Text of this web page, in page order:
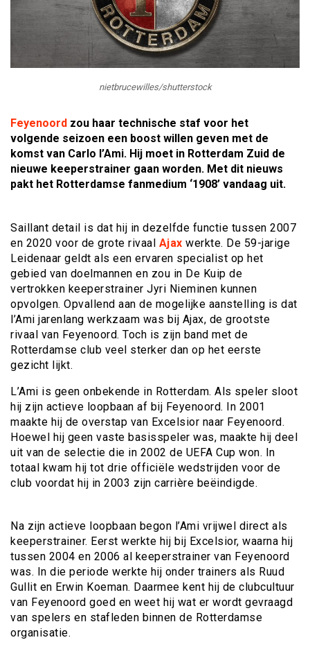
nietbrucewilles/shutterstock
Feyenoord zou haar technische staf voor het
volgende seizoen een boost willen geven met de
komst van Carlo l’Ami. Hij moet in Rotterdam Zuid de
nieuwe keeperstrainer gaan worden. Met dit nieuws
pakt het Rotterdamse fanmedium ‘1908’ vandaag uit.
Saillant detail is dat hij in dezelfde functie tussen 2007
en 2020 voor de grote rivaal Ajax werkte. De 59-jarige
Leidenaar geldt als een ervaren specialist op het
gebied van doelmannen en zou in De Kuip de
vertrokken keeperstrainer Jyri Nieminen kunnen
opvolgen. Opvallend aan de mogelijke aanstelling is dat
l’Ami jarenlang werkzaam was bij Ajax, de grootste
rivaal van Feyenoord. Toch is zijn band met de
Rotterdamse club veel sterker dan op het eerste
gezicht lijkt.
L’Ami is geen onbekende in Rotterdam. Als speler sloot
hij zijn actieve loopbaan af bij Feyenoord. In 2001
maakte hij de overstap van Excelsior naar Feyenoord.
Hoewel hij geen vaste basisspeler was, maakte hij deel
uit van de selectie die in 2002 de UEFA Cup won. In
totaal kwam hij tot drie officiële wedstrijden voor de
club voordat hij in 2003 zijn carrière beëindigde.
Na zijn actieve loopbaan begon l’Ami vrijwel direct als
keeperstrainer. Eerst werkte hij bij Excelsior, waarna hij
tussen 2004 en 2006 al keeperstrainer van Feyenoord
was. In die periode werkte hij onder trainers als Ruud
Gullit en Erwin Koeman. Daarmee kent hij de clubcultuur
van Feyenoord goed en weet hij wat er wordt gevraagd
van spelers en stafleden binnen de Rotterdamse
organisatie.